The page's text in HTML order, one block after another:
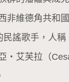
非維德角共和
民謠歌手，人稱
・艾芙拉（